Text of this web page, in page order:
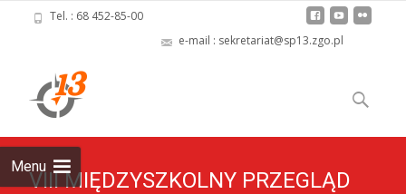
Tel. : 68 452-85-00
e-mail : sekretariat@sp13.zgo.pl
Menu
to
content
Szukaj:
VIII MIĘDZYSZKOLNY PRZEGLĄD